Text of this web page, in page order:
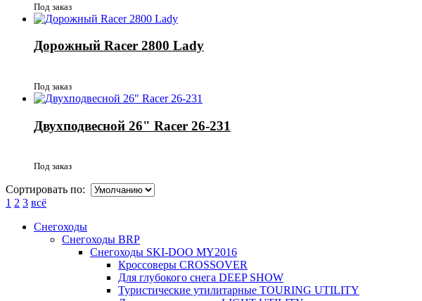
Под заказ
Дорожный Racer 2800 Lady
Под заказ
Двухподвесной 26" Racer 26-231
Под заказ
Сортировать по:
1 2 3 всё
Снегоходы
Снегоходы BRP
Снегоходы SKI-DOO MY2016
Кроссоверы CROSSOVER
Для глубокого снега DEEP SHOW
Туристические утилитарные TOURING UTILITY